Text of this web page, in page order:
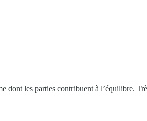
dont les parties contribuent à l’équilibre.